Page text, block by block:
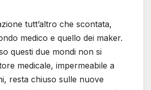
tutt’altro che scontata,
medico e quello dei maker.
questi due mondi non si
medicale, impermeabile a
resta chiuso sulle nuove